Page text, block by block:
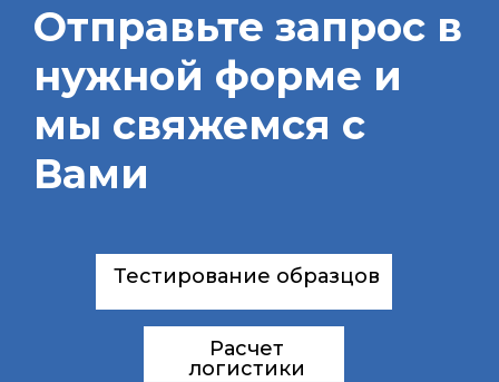
Отправьте запрос в
нужной форме и
мы свяжемся с
Вами
Тестирование образцов
Расчет
логистики